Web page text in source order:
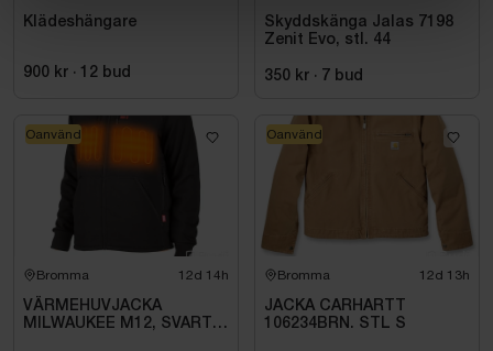
Klädeshängare
900 kr · 12 bud
Skyddskänga Jalas 7198
Zenit Evo, stl. 44
350 kr · 7 bud
Bromma 12d 14h
VÄRMEHUVJACKA
MILWAUKEE M12, SVART
Oanvänd
Bromma 12d 13h
JACKA CARHARTT
106234BRN. STL S
Oanvänd